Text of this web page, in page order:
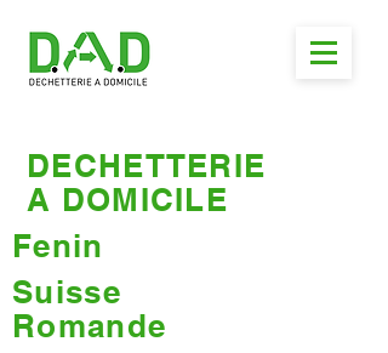
DECHETTERIE
A DOMICILE
Fenin
Suisse
Romande